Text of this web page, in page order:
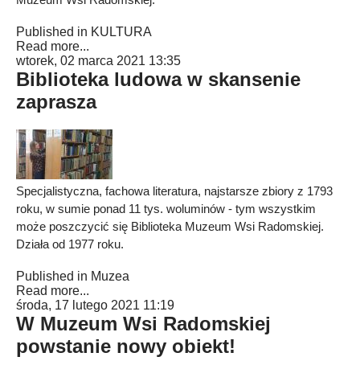
Published in KULTURA
Read more...
wtorek, 02 marca 2021 13:35
Biblioteka ludowa w skansenie
zaprasza
Specjalistyczna, fachowa literatura, najstarsze zbiory z 1793
roku, w sumie ponad 11 tys. woluminów - tym wszystkim
może poszczycić się Biblioteka Muzeum Wsi Radomskiej.
Działa od 1977 roku.
Published in Muzea
Read more...
środa, 17 lutego 2021 11:19
W Muzeum Wsi Radomskiej
powstanie nowy obiekt!